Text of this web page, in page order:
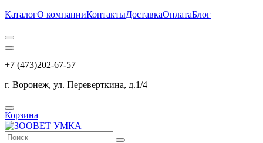
КаталогО компанииКонтактыДоставкаОплатаБлог
+7 (473)202-67-57
г. Воронеж, ул. Переверткина, д.1/4
Корзина